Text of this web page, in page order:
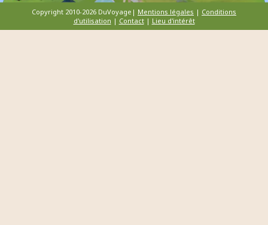
Copyright 2010-2026 DuVoyage| Mentions légales | Conditions
d'utilisation | Contact| Lieu d'intérêt